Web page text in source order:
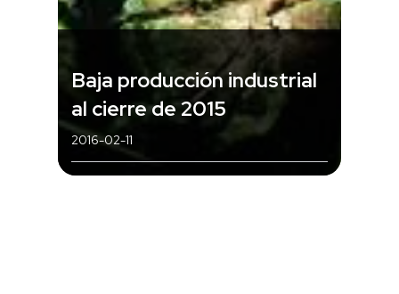
Baja producción industrial
al cierre de 2015
2016-02-11